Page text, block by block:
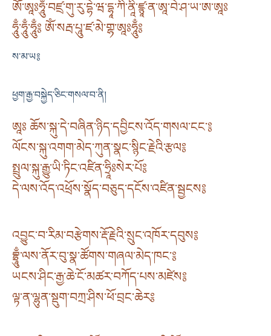
ཨོཾ་ཨཱཿཧཱུྃ་བཛྲ་གུ་རུ་དྷེ་ཝ་དྷཱ་ཀི་ནཱི་ཛྙཱ་ན་ཨཱ་བེ་ཤ་ཡ་ཨ་ཨཱཿ
ཧཱུྃ་ཧཱུྃ་ཧཱུྃ༔ ཨོཾ་སརྦ་པཱུ་ཛ་མེ་གྷ་ཨཱཿཧཱུྃ༔
ས་མ་ཡ༔
ཕྱག་རྒྱ་བསྐྱེད་ཅིང་གསལ་བ་ནི།
ཨཱཿ ཆོས་སྐུ་དེ་བཞིན་ཉིད་དབྱིངས་འོད་གསལ་ངང་༔
ལོངས་སྐུ་འགག་མེད་ཀུན་སྣང་སྙིང་རྗེའི་རྩལ༔
སྤྲུལ་སྐུ་རྒྱུ་ཡི་ཏིང་འཛིན་ཧྲཱིཿསེར་པོ༔
དེ་ལས་འོད་འཕྲོས་སྣོད་བཅུད་དངོས་འཛིན་སྦྱངས༔
འབྱུང་བ་རིམ་བརྩེགས་རྡོ་རྗེའི་སྲུང་འཁོར་དབུས༔
བྷྲཱུྃ་ལས་ནོར་བུ་སྣ་ཚོགས་གཞལ་མེད་ཁང་༔
ཡངས་ཤིང་རྒྱ་ཆེ་ངོ་མཚར་བཀོད་པས་མཛེས༔
ལྟ་ན་ལྷུན་སྡུག་བཀྲ་ཤིས་ཕོ་བྲང་ཆེར༔